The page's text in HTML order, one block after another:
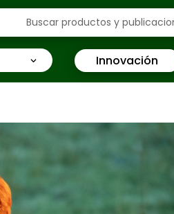
Innovación